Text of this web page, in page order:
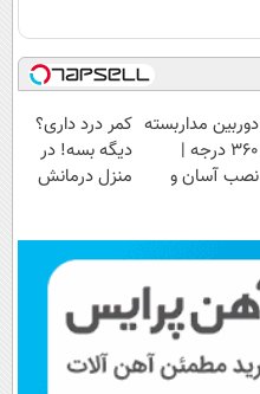
دوربین مداربسته
360 درجه |
نصب آسان و
کمر درد داری؟
دیگه بسه! در
منزل درمانش